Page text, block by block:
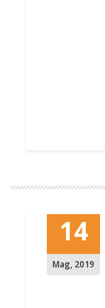
14
Mag, 2019